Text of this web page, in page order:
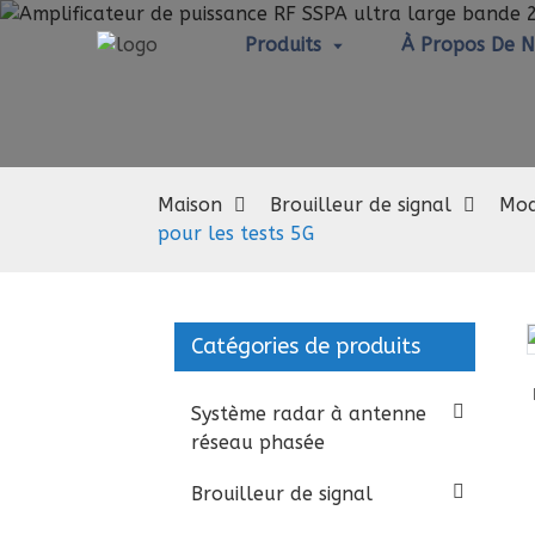
Produits À Propos De
Maison Brouilleur de signal
pour les tests 5G
Catégories de produits
Système radar à antenne
réseau phasée
Brouilleur de signal
Loading...
Loading...